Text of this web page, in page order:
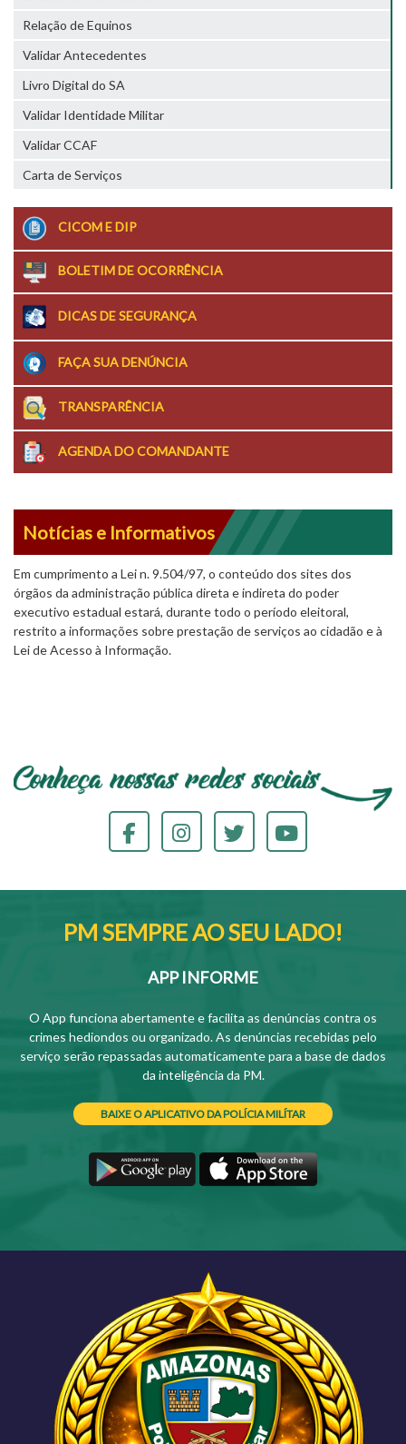
Relação de Equinos
Validar Antecedentes
Livro Digital do SA
Validar Identidade Militar
Validar CCAF
Carta de Serviços
CICOM E DIP
BOLETIM DE OCORRÊNCIA
DICAS DE SEGURANÇA
FAÇA SUA DENÚNCIA
TRANSPARÊNCIA
AGENDA DO COMANDANTE
Notícias e Informativos
Em cumprimento a Lei n. 9.504/97, o conteúdo dos sites dos
órgãos da administração pública direta e indireta do poder
executivo estadual estará, durante todo o período eleitoral,
restrito a informações sobre prestação de serviços ao cidadão e à
Lei de Acesso à Informação.
PM SEMPRE AO SEU LADO!
APP INFORME
O App funciona abertamente e facilita as denúncias contra os
crimes hediondos ou organizado. As denúncias recebidas pelo
serviço serão repassadas automaticamente para a base de dados
da inteligência da PM.
BAIXE O APLICATIVO DA POLÍCIA MILÍTAR